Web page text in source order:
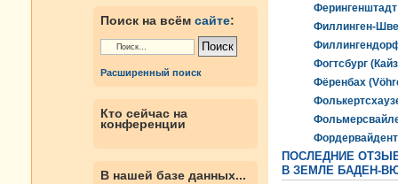
Поиск на всём сайте:
Расширенный поиск
Кто сейчас на
конференции
В нашей базе данных...
Филлинген-
Фогтсбург
Фёренбах
ПОСЛЕДНИЕ
В ЗЕМЛЕ БАДЕН-